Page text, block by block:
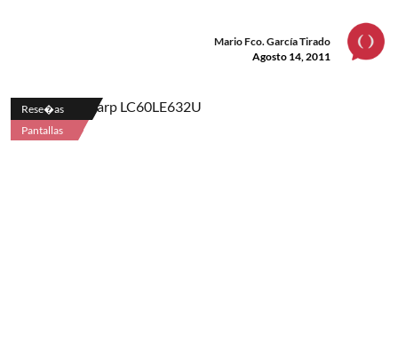
Mario Fco. García Tirado
Agosto 14, 2011
Rese�as
Pantallas